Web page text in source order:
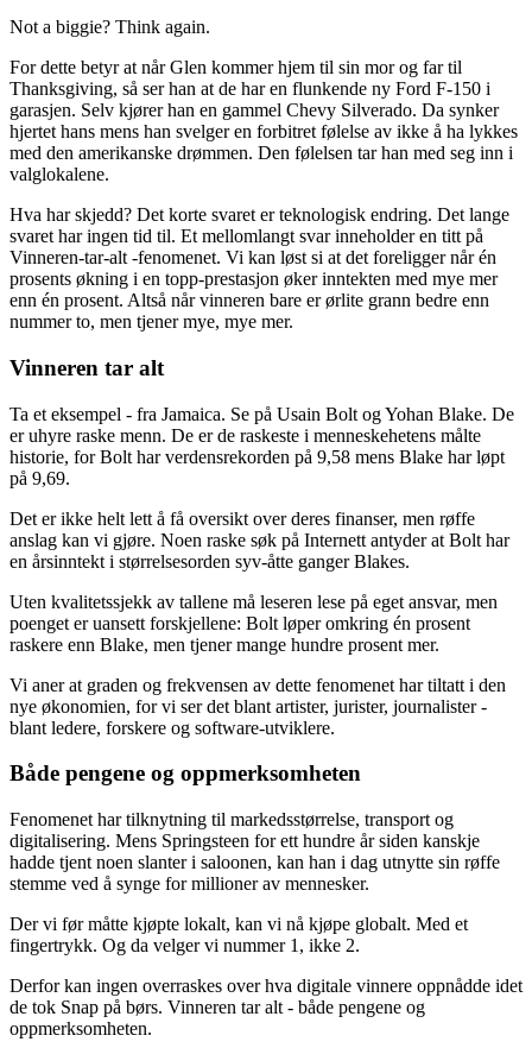
Not a biggie? Think again.
For dette betyr at når Glen kommer hjem til sin mor og far til
Thanksgiving, så ser han at de har en flunkende ny Ford F-150 i
garasjen. Selv kjører han en gammel Chevy Silverado. Da synker
hjertet hans mens han svelger en forbitret følelse av ikke å ha lykkes
med den amerikanske drømmen. Den følelsen tar han med seg inn i
valglokalene.
Hva har skjedd? Det korte svaret er teknologisk endring. Det lange
svaret har ingen tid til. Et mellomlangt svar inneholder en titt på
Vinneren-tar-alt -fenomenet. Vi kan løst si at det foreligger når én
prosents økning i en topp-prestasjon øker inntekten med mye mer
enn én prosent. Altså når vinneren bare er ørlite grann bedre enn
nummer to, men tjener mye, mye mer.
Vinneren tar alt
Ta et eksempel - fra Jamaica. Se på Usain Bolt og Yohan Blake. De
er uhyre raske menn. De er de raskeste i menneskehetens målte
historie, for Bolt har verdensrekorden på 9,58 mens Blake har løpt
på 9,69.
Det er ikke helt lett å få oversikt over deres finanser, men røffe
anslag kan vi gjøre. Noen raske søk på Internett antyder at Bolt har
en årsinntekt i størrelsesorden syv-åtte ganger Blakes.
Uten kvalitetssjekk av tallene må leseren lese på eget ansvar, men
poenget er uansett forskjellene: Bolt løper omkring én prosent
raskere enn Blake, men tjener mange hundre prosent mer.
Vi aner at graden og frekvensen av dette fenomenet har tiltatt i den
nye økonomien, for vi ser det blant artister, jurister, journalister -
blant ledere, forskere og software-utviklere.
Både pengene og oppmerksomheten
Fenomenet har tilknytning til markedsstørrelse, transport og
digitalisering. Mens Springsteen for ett hundre år siden kanskje
hadde tjent noen slanter i saloonen, kan han i dag utnytte sin røffe
stemme ved å synge for millioner av mennesker.
Der vi før måtte kjøpte lokalt, kan vi nå kjøpe globalt. Med et
fingertrykk. Og da velger vi nummer 1, ikke 2.
Derfor kan ingen overraskes over hva digitale vinnere oppnådde idet
de tok Snap på børs. Vinneren tar alt - både pengene og
oppmerksomheten.